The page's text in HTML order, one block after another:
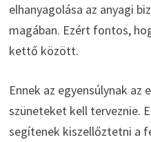
elhanyagolása az anyagi
magában. Ezért fontos,
kettő között.
Ennek az egyensúlynak az
szüneteket kell terveznie.
segítenek kiszellőztetni a